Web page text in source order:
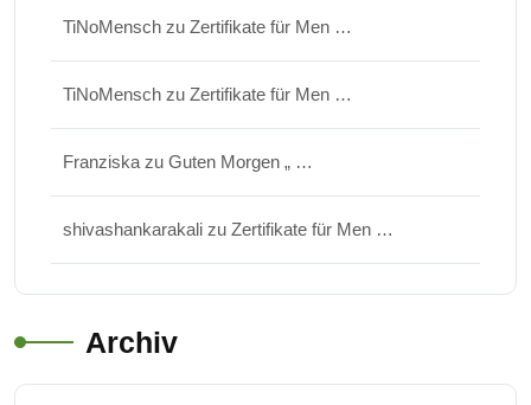
TiNoMensch zu Zertifikate für Men …
TiNoMensch zu Zertifikate für Men …
Franziska zu Guten Morgen „ …
shivashankarakali zu Zertifikate für Men …
Archiv